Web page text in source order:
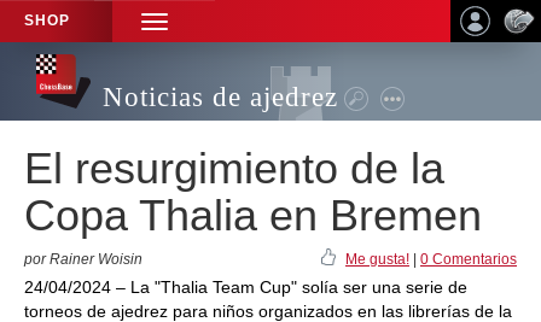
SHOP
TOGGLE
NAVIGATION
Noticias de ajedrez
El resurgimiento de la
Copa Thalia en Bremen
por Rainer Woisin Me gusta! 0 Comentarios
24/04/2024 – La "Thalia Team Cup" solía ser una serie de
torneos de ajedrez para niños organizados en las librerías de la